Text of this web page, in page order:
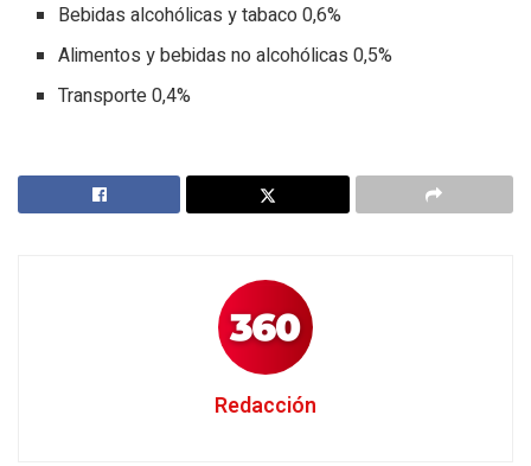
Bebidas alcohólicas y tabaco 0,6%
Alimentos y bebidas no alcohólicas 0,5%
Transporte 0,4%
Redacción